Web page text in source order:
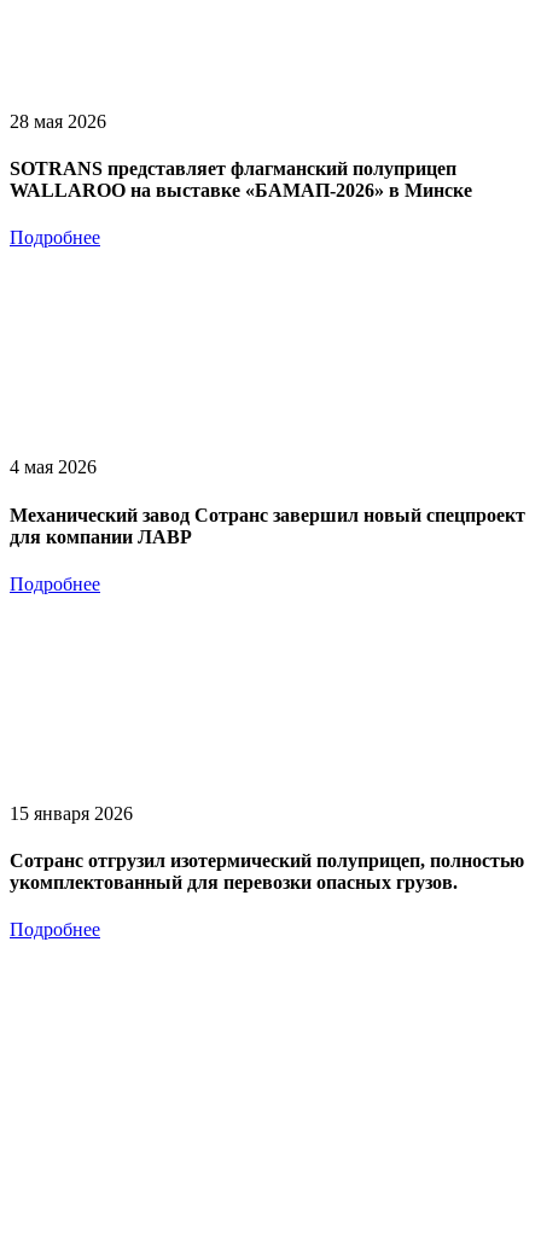
28 мая 2026
SOTRANS представляет флагманский полуприцеп
WALLAROO на выставке «БАМАП-2026» в Минске
Подробнее
4 мая 2026
Механический завод Сотранс завершил новый спецпроект
для компании ЛАВР
Подробнее
15 января 2026
Сотранс отгрузил изотермический полуприцеп, полностью
укомплектованный для перевозки опасных грузов.
Подробнее